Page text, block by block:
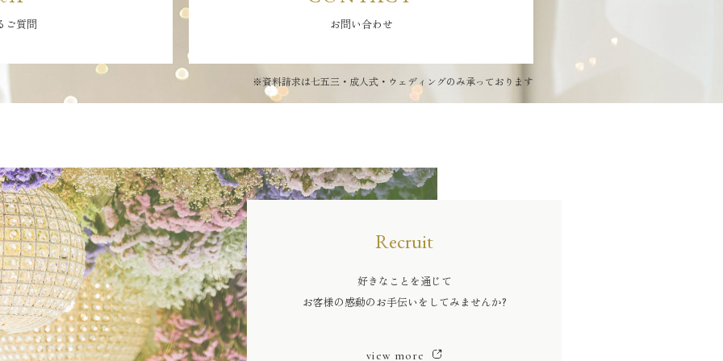
ご質問 お問い合わせ
※資料請求は七五三・成人式・ウェディングのみ承っております
Recruit
好きなことを通じて
お客様の感動のお手伝いをしてみませんか?
view more